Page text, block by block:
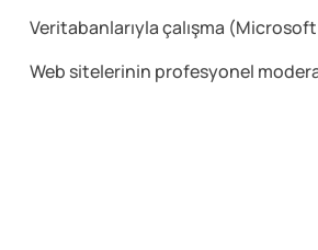
Veritabanlarıyla çalışma (Microsoft
Web sitelerinin profesyonel